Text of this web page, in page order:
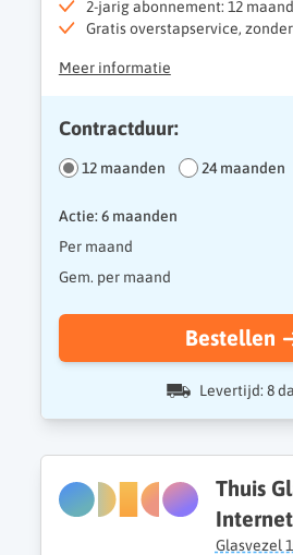
2-jarig abonnement: 12
Gratis overstapservice,
Meer informatie
Contractduur:
12 maanden 24 maanden
Actie: 6 maanden
Per maand
Gem. per maand
Bestellen
Levertijd: 8
Thuis
Glasvezel